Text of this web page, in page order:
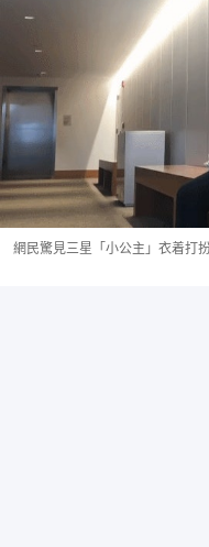
網民驚見三星「小公主」衣着打